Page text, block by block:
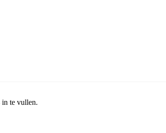
in te vullen.